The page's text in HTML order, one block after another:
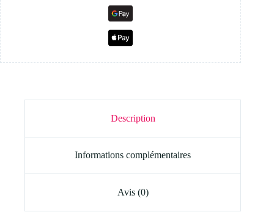
Description
Informations complémentaires
Avis (0)